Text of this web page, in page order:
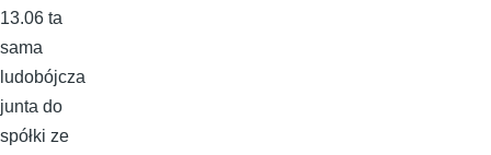
13.06 ta
sama
ludobójcza
junta do
spółki ze